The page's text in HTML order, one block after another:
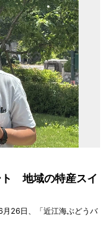
ト 地域の特産スイ
26日、「近江海ぶどうバ